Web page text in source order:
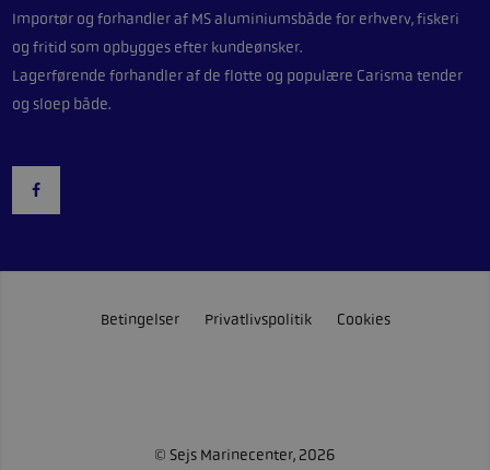
Importør og forhandler af MS aluminiumsbåde for erhverv, fiskeri
og fritid som opbygges efter kundeønsker.
Lagerførende forhandler af de flotte og populære Carisma tender
og sloep både.
Betingelser Privatlivspolitik Cookies
© Sejs Marinecenter, 2026